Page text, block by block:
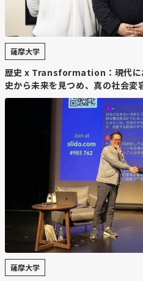
薩摩大学
歴史 x Transformation：現代に
史から未来を見つめ、真の社会変
薩摩大学